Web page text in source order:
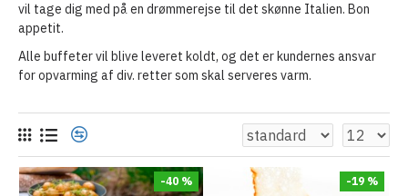
vil tage dig med på en drømmerejse til det skønne Italien. Bon
appetit.
Alle buffeter vil blive leveret koldt, og det er kundernes ansvar
for opvarming af div. retter som skal serveres varm.
-40 % -19 %